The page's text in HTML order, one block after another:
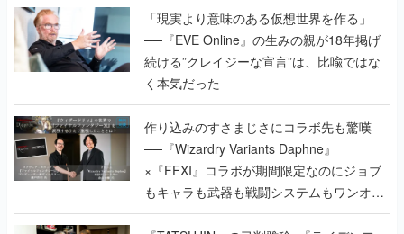
「現実より意味のある仮想世界を作る」
──『EVE Online』の生みの親が18年掲げ
続ける”クレイジーな宣言”は、比喩ではな
く本気だった
作り込みのすさまじさにコラボ先も驚嘆
──『Wizardry Variants Daphne』
×『FFXI』コラボが期間限定なのにジョブ
もキャラも武器も戦闘システムもワンオフ
で作り込まれた理由を両ディレクターに聞